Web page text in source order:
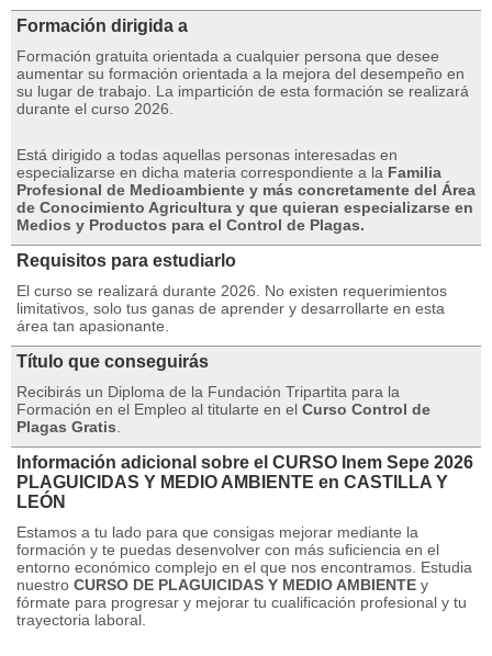
Formación dirigida a
Formación gratuita orientada a cualquier persona que desee
aumentar su formación orientada a la mejora del desempeño en
su lugar de trabajo. La impartición de esta formación se realizará
durante el curso 2026.
Está dirigido a todas aquellas personas interesadas en
especializarse en dicha materia correspondiente a la Familia
Profesional de Medioambiente y más concretamente del Área
de Conocimiento Agricultura y que quieran especializarse en
Medios y Productos para el Control de Plagas.
Requisitos para estudiarlo
El curso se realizará durante 2026. No existen requerimientos
limitativos, solo tus ganas de aprender y desarrollarte en esta
área tan apasionante.
Título que conseguirás
Recibirás un Diploma de la Fundación Tripartita para la
Formación en el Empleo al titularte en el Curso Control de
Plagas Gratis
Información adicional sobre el CURSO Inem Sepe 2026
PLAGUICIDAS Y MEDIO AMBIENTE en CASTILLA Y
LEÓN
Estamos a tu lado para que consigas mejorar mediante la
formación y te puedas desenvolver con más suficiencia en el
entorno económico complejo en el que nos encontramos. Estudia
nuestro CURSO DE PLAGUICIDAS Y MEDIO AMBIENTE y
fórmate para progresar y mejorar tu cualificación profesional y tu
trayectoria laboral.